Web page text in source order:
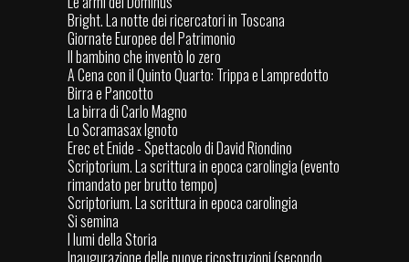
Bright. La notte dei ricercatori in Toscana
Giornate Europee del Patrimonio
Il bambino che inventò lo zero
A Cena con il Quinto Quarto: Trippa e Lampredotto
Birra e Pancotto
La birra di Carlo Magno
Lo Scramasax Ignoto
Erec et Enide - Spettacolo di David Riondino
Scriptorium. La scrittura in epoca carolingia (evento
rimandato per brutto tempo)
Scriptorium. La scrittura in epoca carolingia
Si semina
I lumi della Storia